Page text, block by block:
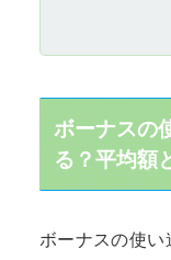
ボーナスの
る？平均額
ボーナスの使